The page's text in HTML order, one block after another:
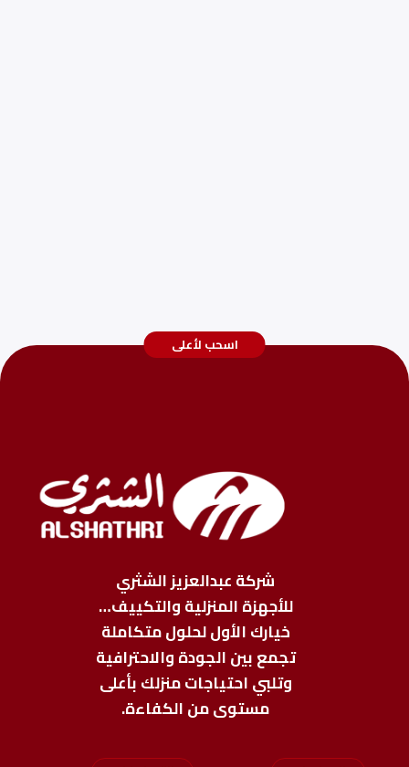
اسحب لأعلى
شركة عبدالعزيز الشثري
للأجهزة المنزلية والتكييف…
خيارك الأول لحلول متكاملة
تجمع بين الجودة والاحترافية
وتلبي احتياجات منزلك بأعلى
مستوى من الكفاءة.